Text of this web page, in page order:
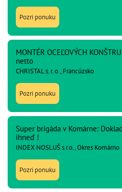
Pozri ponuku
MONTÉR OCEĽOVÝCH
netto
CHRISTAL s. r. o., Francúzsko
Pozri ponuku
Super brigáda v Komárne:
ihneď !
INDEX NOSLUŠ s.r.o., Okres Komárno
Pozri ponuku